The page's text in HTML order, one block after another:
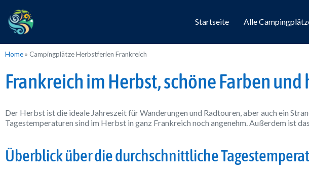
Startseite Alle
Home » Campingplätze Herbstferien Frankreich
Frankreich im Herbst, schöne Farben
Der Herbst ist die ideale Jahreszeit für Wanderungen und Radtouren, aber auch ein
Tagestemperaturen sind im Herbst in ganz Frankreich noch angenehm. Außerdem ist
Überblick über die durchschnittliche